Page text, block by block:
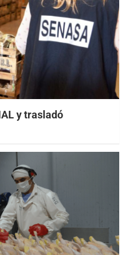
y trasladó